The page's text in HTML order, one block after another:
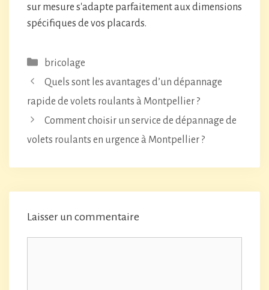
sur mesure s'adapte parfaitement aux dimensions
spécifiques de vos placards.
Catégories
bricolage
Quels sont les avantages d’un dépannage
rapide de volets roulants à Montpellier ?
Comment choisir un service de dépannage de
volets roulants en urgence à Montpellier ?
Laisser un commentaire